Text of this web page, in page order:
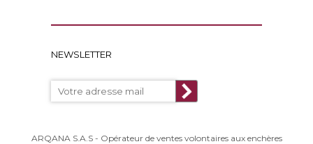
NEWSLETTER
ARQANA S.A.S - Opérateur de ventes volontaires aux enchères